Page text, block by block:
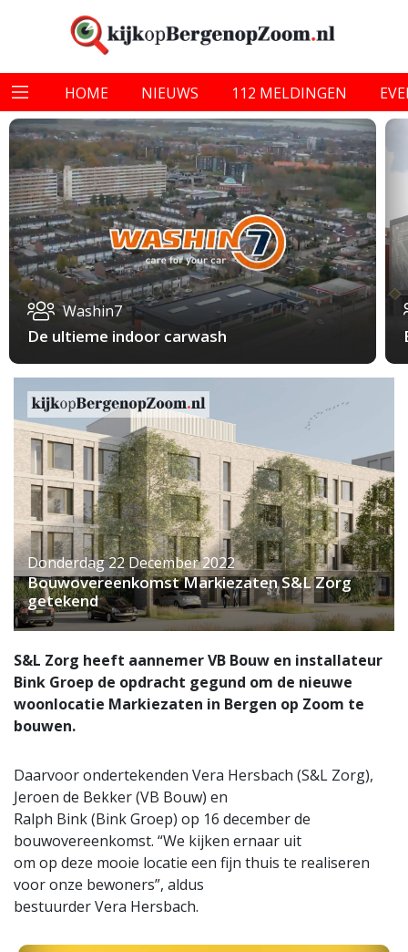
HOME NIEUWS 112 MELDINGEN
Washin7
De ultieme indoor carwash
Donderdag 22 December 2022
Bouwovereenkomst Markiezaten S&L Zorg
getekend
S&L Zorg heeft aannemer VB Bouw en installateur
Bink Groep de opdracht gegund om de nieuwe
woonlocatie Markiezaten in Bergen op Zoom te
bouwen.
Daarvoor ondertekenden Vera Hersbach (S&L Zorg),
Jeroen de Bekker (VB Bouw) en
Ralph Bink (Bink Groep) op 16 december de
bouwovereenkomst. “We kijken ernaar uit
om op deze mooie locatie een fijn thuis te realiseren
voor onze bewoners”, aldus
bestuurder Vera Hersbach.